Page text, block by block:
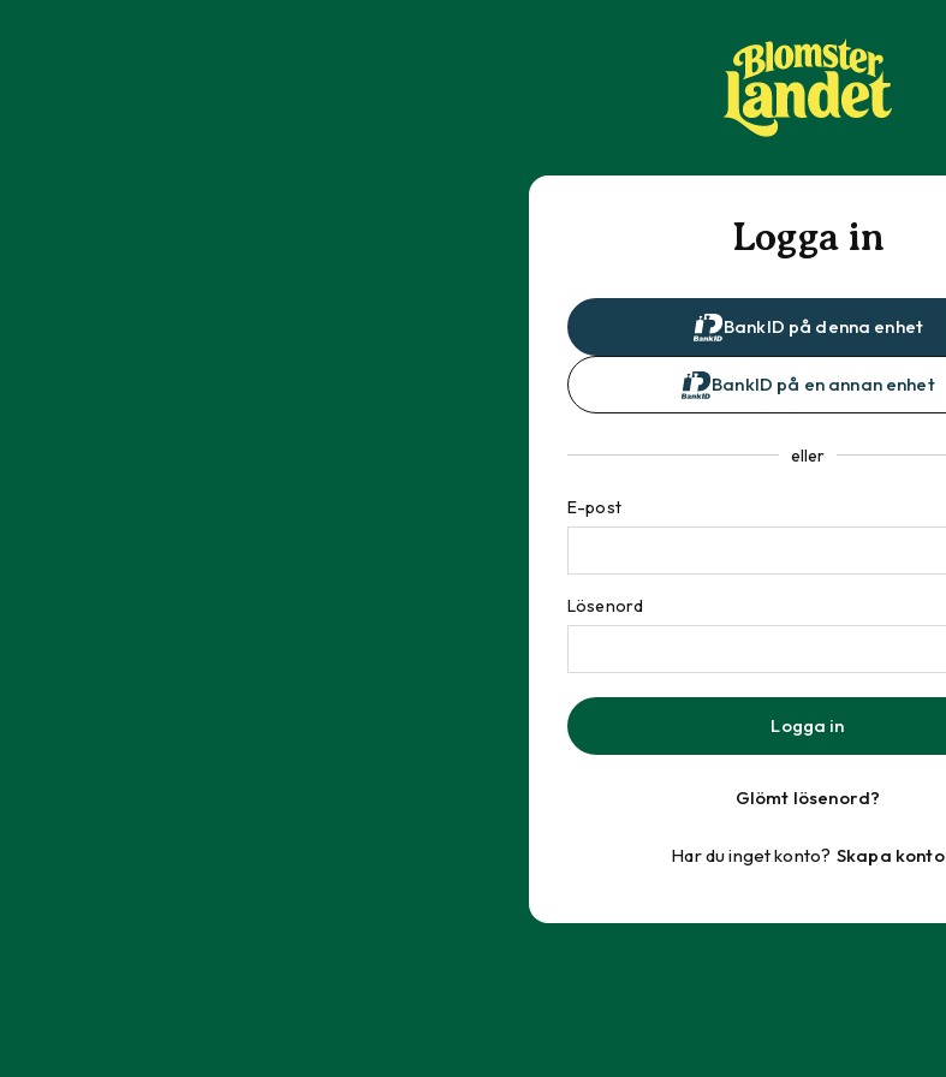
Logga in
BankID på denna enhet
BankID på en annan enhet
eller
E-post
Lösenord
Logga in
Glömt lösenord?
Har du inget konto? Skapa konto